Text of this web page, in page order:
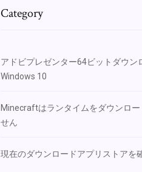
Category
アドビプレゼンター64ビットダウン
Windows 10
Minecraftはランタイムをダウンロー
せん
現在のダウンロードアプリストアを